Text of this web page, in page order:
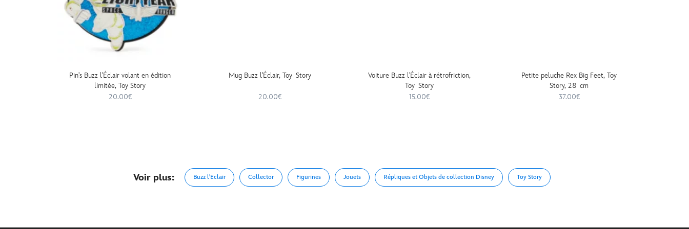
Pin's Buzz l'Éclair volant en édition
limitée, Toy Story
20.00€
Mug Buzz l'Éclair, Toy Story
20.00€
Voiture Buzz l'Éclair à rétrofriction,
Toy Story
15.00€
Petite peluche Rex Big Feet, Toy
Story, 28 cm
37.00€
Voir plus: Buzz l'Eclair Collector Figurines Jouets Répliques et Objets de collection Disney Toy Story